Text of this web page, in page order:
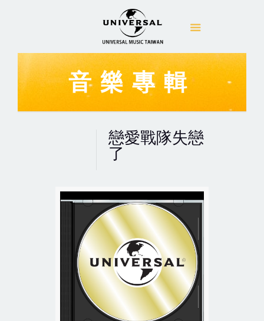
音樂專輯
戀愛戰隊失戀
了